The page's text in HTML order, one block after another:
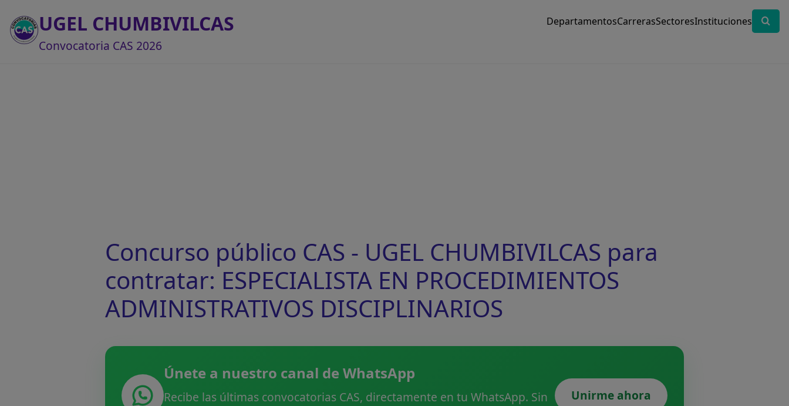
UGEL CHUMBIVILCAS
Convocatoria CAS 2026
DepartamentosCarrerasSectoresInstituciones
Concurso público CAS - UGEL CHUMBIVILCAS para
contratar: ESPECIALISTA EN PROCEDIMIENTOS
ADMINISTRATIVOS DISCIPLINARIOS
Únete a nuestro canal de WhatsApp
Recibe las últimas convocatorias CAS, directamente en tu WhatsApp. Sin
Unirme ahora